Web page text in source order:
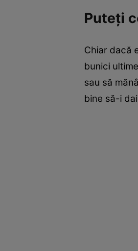
Puteţi
Chiar dacă
bunici
sau să
bine să-i